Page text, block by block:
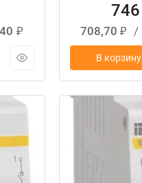
₽
746
708,70 ₽ /
В корзину